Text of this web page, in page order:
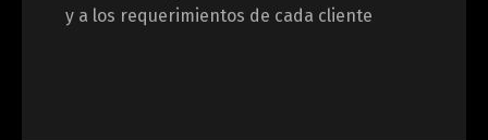
y a los requerimientos de cada cliente